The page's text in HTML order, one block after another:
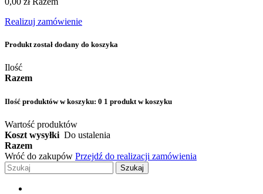
Realizuj zamówienie
Produkt został dodany do koszyka
Ilość
Razem
Ilość produktów w koszyku: 0 1 produkt w koszyku
Wartość produktów
Koszt wysyłki Do ustalenia
Razem
Wróć do zakupów Przejdź do realizacji zamówienia
Szukaj